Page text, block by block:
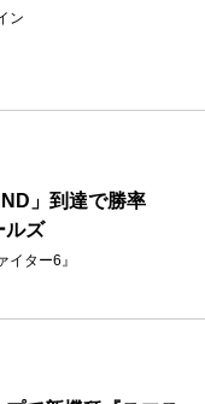
ン
」到達で勝率
ルズ
イター6』